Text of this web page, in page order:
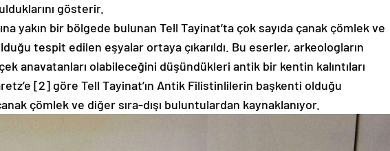
gösterir.
yakın bir bölgede bulunan Tell Tayinat’ta çok sayıda çanak çömlek ve
tespit edilen eşyalar ortaya çıkarıldı. Bu eserler, arkeologların
anavatanları olabileceğini düşündükleri antik bir kentin kalıntıları
[2] göre Tell Tayinat’ın Antik Filistinlilerin başkenti olduğu
çömlek ve diğer sıra-dışı buluntulardan kaynaklanıyor.